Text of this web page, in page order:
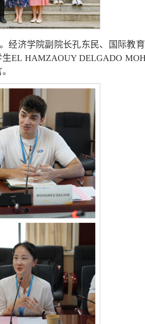
经济学院副院长孔东民、国际教
EL HAMZAOUY DELGADO